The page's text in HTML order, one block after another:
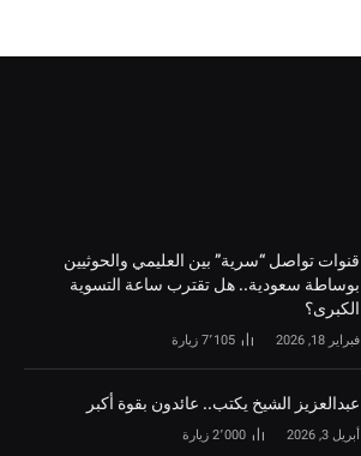
قنوات تواصل “سرية” بين العليمي والحوثيين
بوساطة سعودية.. هل تقترب ساعة التسوية
الكبرى؟
فبراير 18, 2026 7٬105 زيارة
‏عبدالعزيز الشيخ يكتب.. عائدون بقوة أكبر
أبريل 3, 2026 2٬000 زيارة